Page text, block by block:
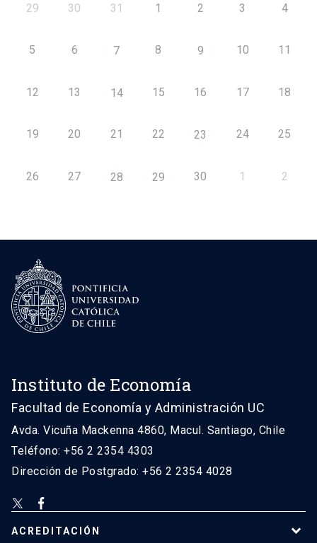
29 30 31 1 2 3 4
5 6 7 8 9 10 11
12 13 14 15 16 17 18
19 20 21 22 23 24 25
26 27 28 29 30 1 2
Instituto de Economía
Facultad de Economía y Administración UC
Avda. Vicuña Mackenna 4860, Macul. Santiago, Chile
Teléfono: +56 2 2354 4303
Dirección de Postgrado: +56 2 2354 4028
ACREDITACIÓN